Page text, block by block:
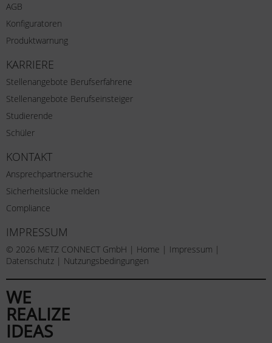
AGB
Konfiguratoren
Produktwarnung
KARRIERE
Stellenangebote Berufserfahrene
Stellenangebote Berufseinsteiger
Studierende
Schüler
KONTAKT
Ansprechpartnersuche
Sicherheitslücke melden
Compliance
IMPRESSUM
© 2026 METZ CONNECT GmbH | Home | Impressum |
Datenschutz | Nutzungsbedingungen
WE
REALIZE
IDEAS